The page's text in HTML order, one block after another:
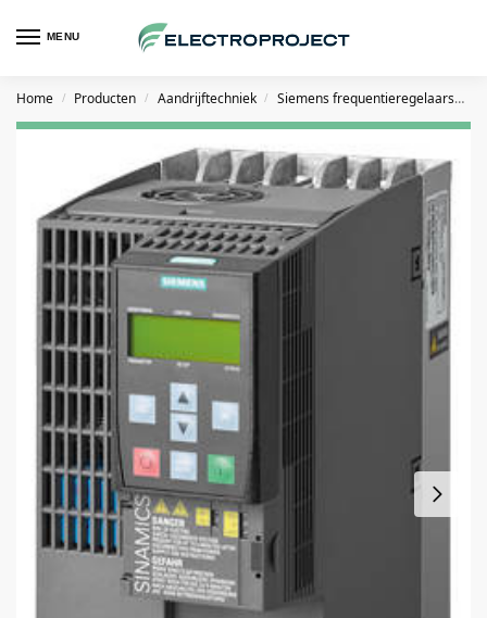
MENU
Home / Producten / Aandrijftechniek / Siemens frequentieregelaars